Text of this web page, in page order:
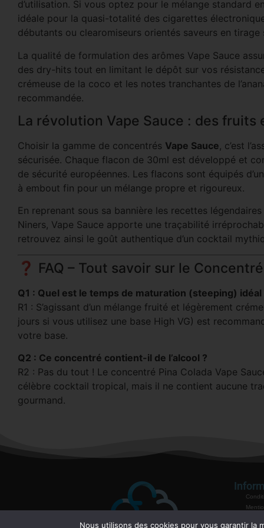
d’utilisation. Si vous optez pour le mélange standard
idéale pour la quasi-totalité des cigarettes
débutants ou clearomiseurs orientés saveurs en
La qualité de formulation des arômes Vape Sauce
des dry-hits tout en limitant le dépôt sur vos
crémeuse de la coco et les notes tranchantes de
recommandée.
La révolution Vape Sauce : des
Choisir la gamme de concentrés Vape Sauce, c’est
sécurisée. Chaque flacon de 30ml est développé et
de sécurité européennes. Les flacons sont équipés
à embout fin pour un mélange propre et rigoureux.
En reprenant sous sa bannière les recettes
Niners, Vape Sauce apporte une traçabilité
retrouvez ainsi le goût authentique d’un cocktail
❓ FAQ – Tout savoir sur le
Q1 : Quel est le temps de maturation (steeping)
R1 : S’agissant d’un mélange fruité et légèrement
jours si vous utilisez une base High VG) est
votre base.
Q2 : Ce concentré contient-il de l’alcool ?
R2 : Pas du tout ! Le concentré Pina Colada Vape
célèbre cocktail tropical, mais il ne contient aucune
gourmand.
Nous utilisons des cookies pour vous garantir